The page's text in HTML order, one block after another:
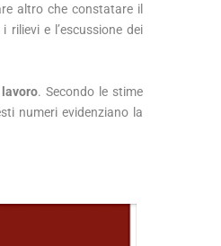
altro che constatare il
e l’escussione dei
. Secondo le stime
numeri evidenziano la